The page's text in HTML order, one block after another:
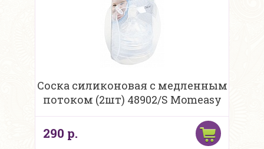
Соска силиконовая с медленным
потоком (2шт) 48902/S Momeasy
290 р.